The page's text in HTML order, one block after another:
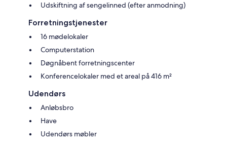
Udskiftning af sengelinned (efter anmodning)
Forretningstjenester
16 mødelokaler
Computerstation
Døgnåbent forretningscenter
Konferencelokaler med et areal på 416 m²
Udendørs
Anløbsbro
Have
Udendørs møbler